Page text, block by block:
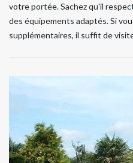
votre portée. Sachez qu'il
des équipements adaptés. Si
supplémentaires, il suffit de